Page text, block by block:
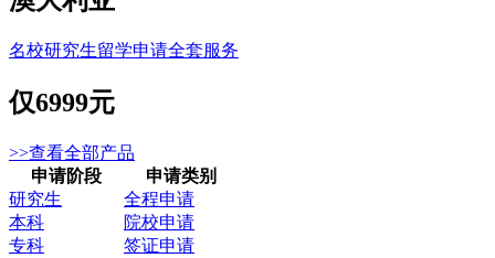
名校研究生留学申请全套服务
仅6999元
>>查看全部产品
申请阶段
申请类别
研究生
全程申请
本科
院校申请
专科
签证申请